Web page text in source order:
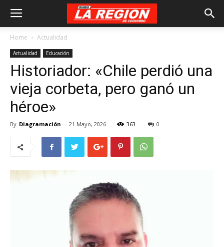
Home Actualidad
Actualidad Educación
Historiador: «Chile perdió una
vieja corbeta, pero ganó un
héroe»
By Diagramación - 21 Mayo, 2026 363 0